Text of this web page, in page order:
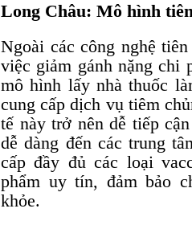
Long Châu: Mô hình
Ngoài các công nghệ
việc giảm gánh nặng
mô hình lấy nhà thuốc
cung cấp dịch vụ tiêm
tế này trở nên dễ tiếp
dễ dàng đến các trung
cấp đầy đủ các loại
phẩm uy tín, đảm bảo
khỏe.